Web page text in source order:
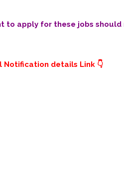
to apply for these jobs
Notification details Link 👇